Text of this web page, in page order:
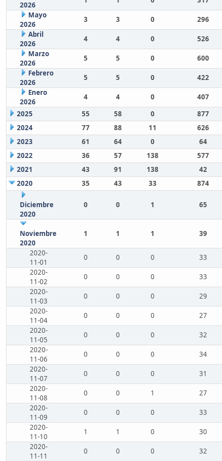
2026
Mayo
2026
3 3 0
296
Abril
2026
4 4 0
526
Marzo
2026
5 5 0
600
Febrero
2026
5 5 0
422
Enero
2026
4 4 0
407
2025
55 58 0
877
2024
77 88 11
626
2023
61 64 0
64
2022
36 57 138
577
2021
43 91 138
42
2020
35 43 33 874
Diciembre
2020
0 0 1 65
Noviembre
2020
1 1 1 39
2020-
11-01
0 0 0
33
2020-
11-02
0 0 0
33
2020-
11-03
0 0 0
29
2020-
11-04
0 0 0
27
2020-
11-05
0 0 0
32
2020-
11-06
0 0 0
34
2020-
11-07
0 0 0
31
2020-
11-08
0 0 1
27
2020-
11-09
0 0 0
33
2020-
11-10
1 1 0
30
2020-
11-11
0 0 0
32